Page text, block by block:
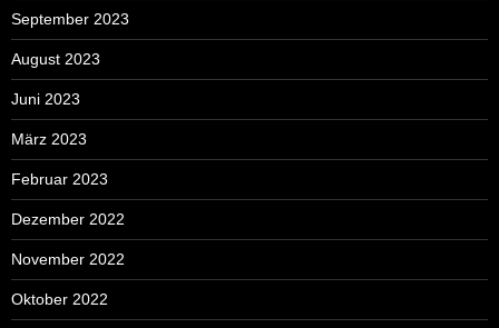
September 2023
August 2023
Juni 2023
März 2023
Februar 2023
Dezember 2022
November 2022
Oktober 2022